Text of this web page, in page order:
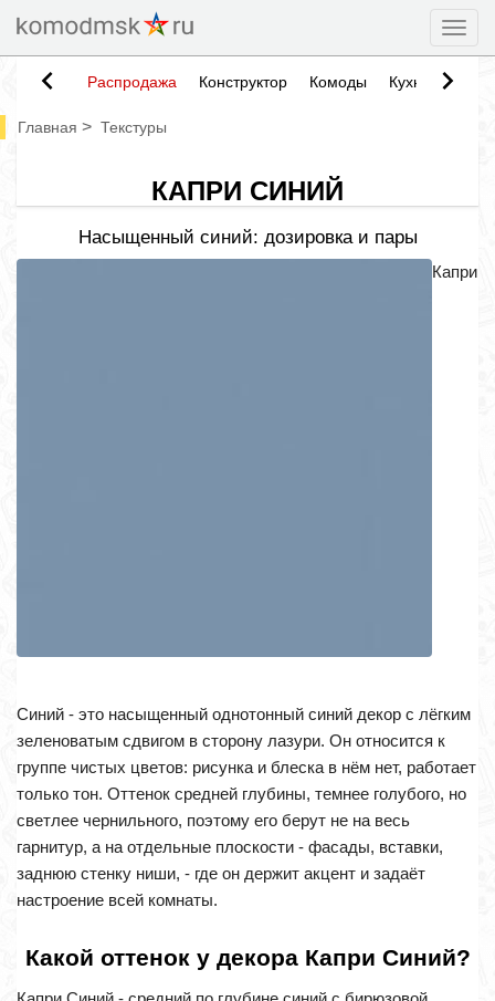
Распродажа Конструктор Комоды Кухни
Главная > Текстуры
КАПРИ СИНИЙ
Насыщенный синий: дозировка и пары
Капри
Синий - это насыщенный однотонный синий декор с лёгким
зеленоватым сдвигом в сторону лазури. Он относится к
группе чистых цветов: рисунка и блеска в нём нет, работает
только тон. Оттенок средней глубины, темнее голубого, но
светлее чернильного, поэтому его берут не на весь
гарнитур, а на отдельные плоскости - фасады, вставки,
заднюю стенку ниши, - где он держит акцент и задаёт
настроение всей комнаты.
Какой оттенок у декора Капри Синий?